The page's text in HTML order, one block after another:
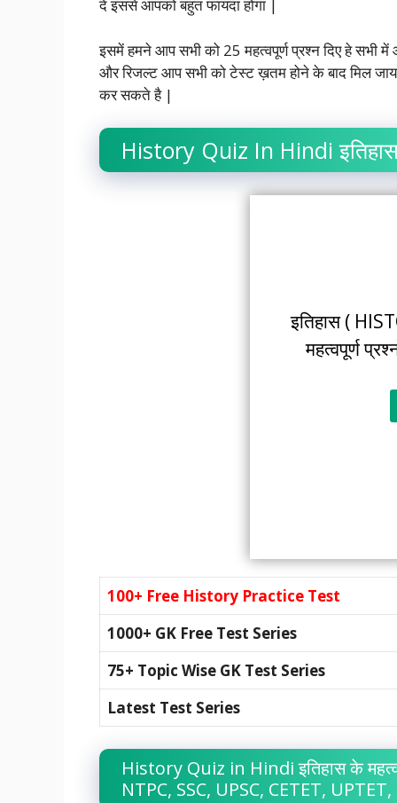
दें इससे आपको बहुत फायदा होगा |
इसमें हमने आप सभी को 25 महत्वपूर्ण प्रश्न दिए हे
और रिजल्ट आप सभी को टेस्ट ख़तम होने के बाद मिल
कर सकते है |
History Quiz In Hindi इतिहास
इतिहास (
महत्वपूर्ण
100+ Free History Practice Test
1000+ GK Free Test Series
75+ Topic Wise GK Test Series
Latest Test Series
History Quiz in Hindi इतिहास के
NTPC, SSC, UPSC, CETET,